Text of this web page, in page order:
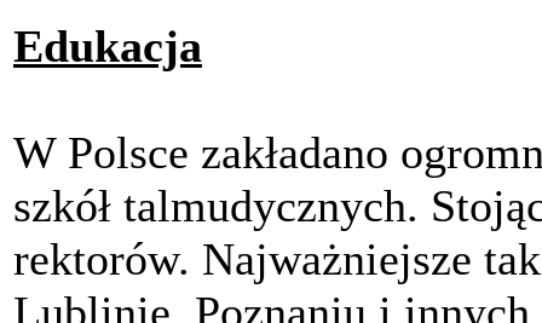
Edukacja
W Polsce zakładano
szkół talmudycznych.
rektorów. Najważniejsze
Lublinie, Poznaniu i innych